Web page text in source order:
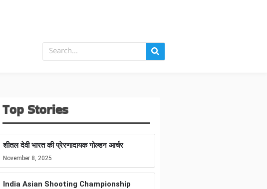
Top Stories
शीतल देवी भारत की प्रेरणादायक गोल्डन आर्चर
November 8, 2025
India Asian Shooting Championship